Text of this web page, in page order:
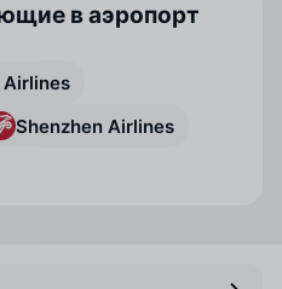
в аэропорт
Airlines
Shenzhen Airlines